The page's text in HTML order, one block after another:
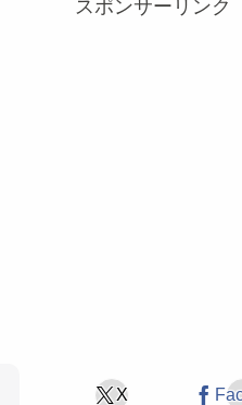
スポンサーリンク
X